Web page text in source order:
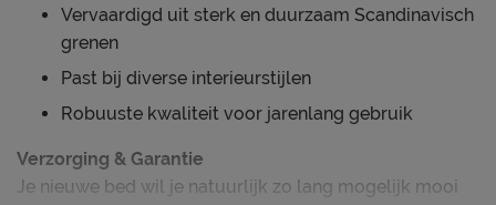
Vervaardigd uit sterk en duurzaam Scandinavisch
grenen
Past bij diverse interieurstijlen
Robuuste kwaliteit voor jarenlang gebruik
Verzorging & Garantie
Je nieuwe bed wil je natuurlijk zo lang mogelijk mooi